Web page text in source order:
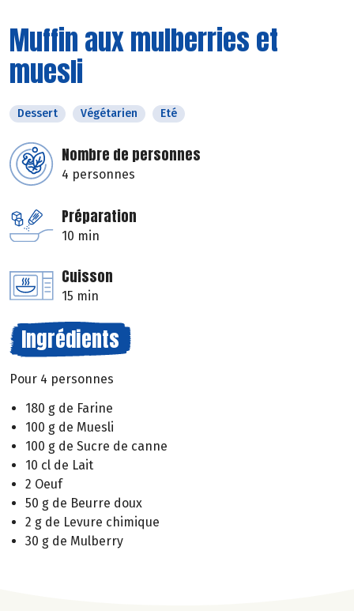
Muffin aux mulberries et
muesli
Dessert Végétarien Eté
Nombre de personnes
4 personnes
Préparation
10 min
Cuisson
15 min
Ingrédients
Pour 4 personnes
180 g de Farine
100 g de Muesli
100 g de Sucre de canne
10 cl de Lait
2 Oeuf
50 g de Beurre doux
2 g de Levure chimique
30 g de Mulberry